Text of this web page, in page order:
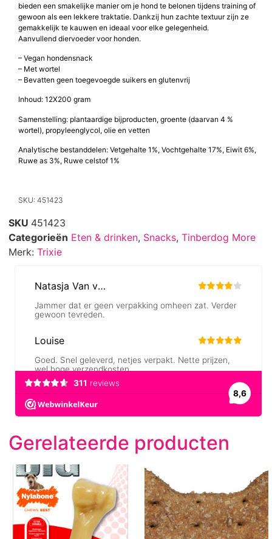
bieden een smakelijke manier om je hond te belonen tijdens training of
gewoon als een lekkere traktatie. Dankzij hun zachte textuur zijn ze
gemakkelijk te kauwen en ideaal voor elke gelegenheid.
Aanvullend diervoeder voor honden.
– Vegan hondensnack
– Met wortel
– Bevatten geen toegevoegde suikers en glutenvrij
Inhoud: 12X200 gram
Samenstelling: plantaardige bijproducten, groente (daarvan 4 %
wortel), propyleenglycol, olie en vetten
Analytische bestanddelen: Vetgehalte 1%, Vochtgehalte 17%, Eiwit 6%,
Ruwe as 3%, Ruwe celstof 1%
SKU: 451423
SKU 451423
Categorieën Eten & drinken, Snacks, Tinberdog More
Merk: Trixie
Gerelateerde producten